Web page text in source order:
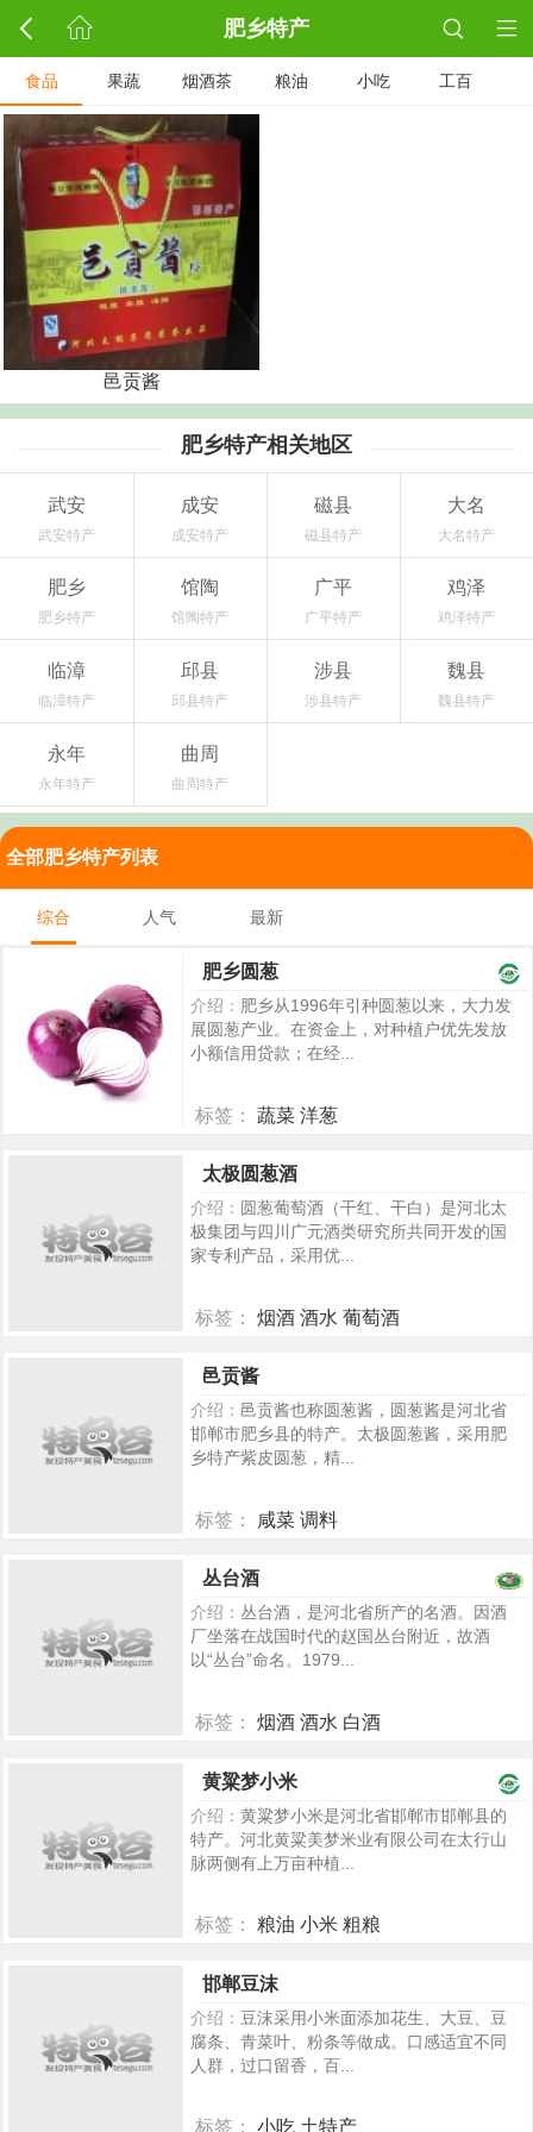
肥乡特产
食品 果蔬 烟酒茶 粮油 小吃 工百
邑贡酱
肥乡特产相关地区
武安
武安特产
成安
成安特产
磁县
磁县特产
大名
大名特产
肥乡
肥乡特产
馆陶
馆陶特产
广平
广平特产
鸡泽
鸡泽特产
临漳
临漳特产
邱县
邱县特产
涉县
涉县特产
魏县
魏县特产
永年
永年特产
曲周
曲周特产
全部肥乡特产列表
综合 人气 最新
肥乡圆葱
介绍： 肥乡从1996年引种圆葱以来，大力发
展圆葱产业。在资金上，对种植户优先发放
小额信用贷款；在经...
标签： 蔬菜 洋葱
太极圆葱酒
介绍： 圆葱葡萄酒（干红、干白）是河北太
极集团与四川广元酒类研究所共同开发的国
家专利产品，采用优...
标签： 烟酒 酒水 葡萄酒
邑贡酱
介绍： 邑贡酱也称圆葱酱，圆葱酱是河北省
邯郸市肥乡县的特产。太极圆葱酱，采用肥
乡特产紫皮圆葱，精...
标签： 咸菜 调料
丛台酒
介绍： 丛台酒，是河北省所产的名酒。因酒
厂坐落在战国时代的赵国丛台附近，故酒
以“丛台”命名。1979...
标签： 烟酒 酒水 白酒
黄粱梦小米
介绍： 黄粱梦小米是河北省邯郸市邯郸县的
特产。河北黄粱美梦米业有限公司在太行山
脉两侧有上万亩种植...
标签： 粮油 小米 粗粮
邯郸豆沫
介绍： 豆沫采用小米面添加花生、大豆、豆
腐条、青菜叶、粉条等做成。口感适宜不同
人群，过口留香，百...
标签： 小吃 土特产